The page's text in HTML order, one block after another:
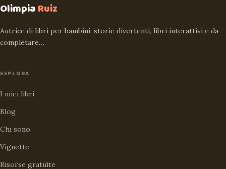
OlimpiaRuiz
Autrice di libri per bambini: storie divertenti, libri interattivi e da
completare…
ESPLORA
I miei libri
Blog
Chi sono
Vignette
Risorse gratuite